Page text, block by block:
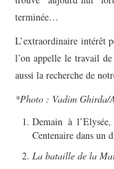
terminée…
L’extraordinaire intérêt
l’on appelle le travail
aussi la recherche de
*Photo : Vadim
Demain à
Centenaire dans un
La bataille de la